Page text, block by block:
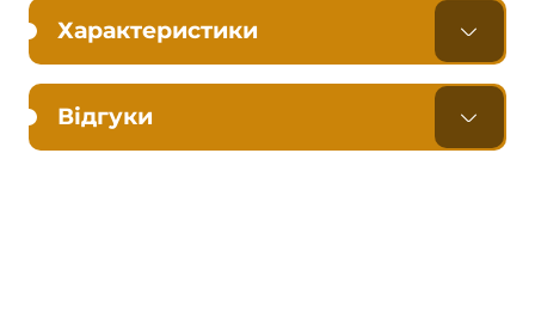
Характеристики
Відгуки